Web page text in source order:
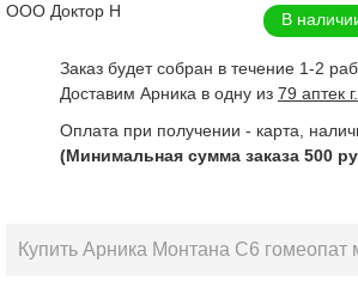
ООО Доктор Н В
Заказ будет собран в течение 1-2
Доставим Арника в одну из 79 аптек
Оплата при получении - карта,
(Минимальная сумма заказа 500
Купить Арника Монтана С6 гомеопат